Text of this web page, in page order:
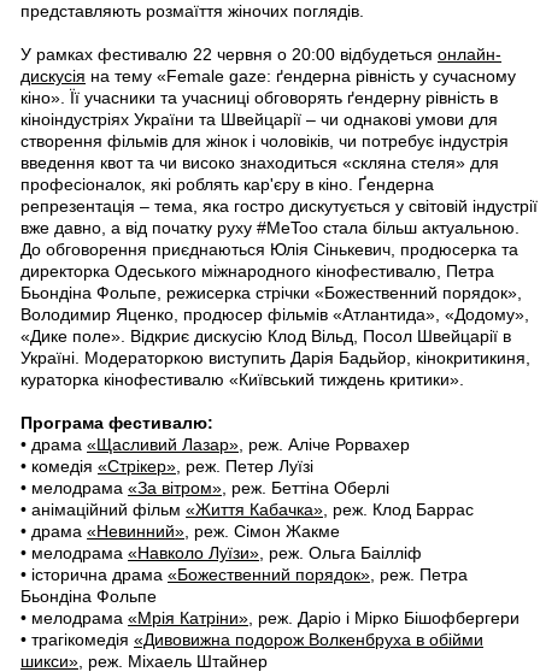
представляють розмаїття жіночих поглядів.
У рамках фестивалю 22 червня о 20:00 відбудеться онлайн-
дискусія на тему «Female gaze: ґендерна рівність у сучасному
кіно». Її учасники та учасниці обговорять ґендерну рівність в
кіноіндустріях України та Швейцарії – чи однакові умови для
створення фільмів для жінок і чоловіків, чи потребує індустрія
введення квот та чи високо знаходиться «скляна стеля» для
професіоналок, які роблять кар'єру в кіно. Ґендерна
репрезентація – тема, яка гостро дискутується у світовій індустрії
вже давно, а від початку руху #MeToo стала більш актуальною.
До обговорення приєднаються Юлія Сінькевич, продюсерка та
директорка Одеського міжнародного кінофестивалю, Петра
Бьондіна Фольпе, режисерка стрічки «Божественний порядок»,
Володимир Яценко, продюсер фільмів «Атлантида», «Додому»,
«Дике поле». Відкриє дискусію Клод Вільд, Посол Швейцарії в
Україні. Модераторкою виступить Дарія Бадьйор, кінокритикиня,
кураторка кінофестивалю «Київський тиждень критики».
Програма фестивалю:
• драма «Щасливий Лазар» , реж. Аліче Рорвахер
• комедія «Стрікер» , реж. Петер Луїзі
• мелодрама «За вітром» , реж. Беттіна Оберлі
• анімаційний фільм «Життя Кабачка» , реж. Клод Баррас
• драма «Невинний» , реж. Сімон Жакме
• мелодрама «Навколо Луїзи» , реж. Ольга Баілліф
• історична драма «Божественний порядок» , реж. Петра
Бьондіна Фольпе
• мелодрама «Мрія Катріни» , реж. Даріо і Мірко Бішофбергери
• трагікомедія «Дивовижна подорож Волкенбруха в обійми
шикси» , реж. Міхаель Штайнер